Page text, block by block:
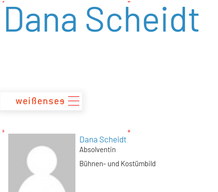
zumDana Scheidt
Dana Scheidt
Absolventin
Bühnen- und Kostümbild